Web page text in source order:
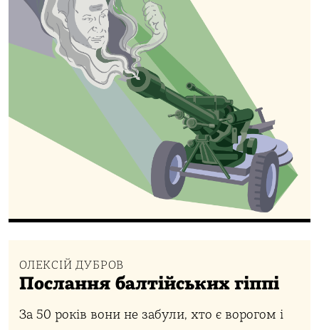
ОЛЕКСІЙ ДУБРОВ
Послання балтійських гіппі
За 50 років вони не забули, хто є ворогом і